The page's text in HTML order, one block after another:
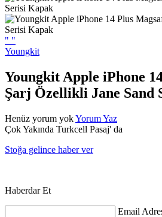
" "
Youngkit
Youngkit Apple iPhone
Şarj Özellikli Jane Sand
Henüz yorum yokYorum Yaz
Çok Yakında Turkcell Pasaj' da
Stoğa gelince haber ver
Haberdar Et
Email